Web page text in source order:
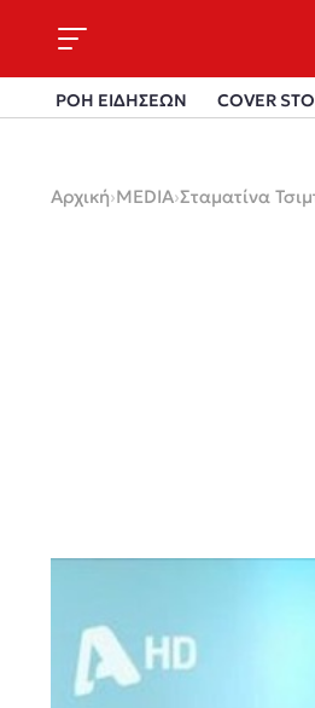
ΡΟΗ ΕΙΔΗΣΕΩΝ COVER
Αρχική›MEDIA›Σταματίνα